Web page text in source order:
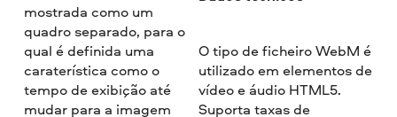
mostrada como um
quadro separado, para o
qual é definida uma
caraterística como o
tempo de exibição até
mudar para a imagem
O tipo de ficheiro WebM é
utilizado em elementos de
vídeo e áudio HTML5.
Suporta taxas de